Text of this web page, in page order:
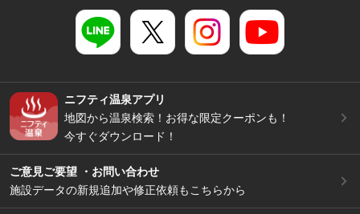
ニフティ温泉アプリ
地図から温泉検索！お得な限定クーポンも！
今すぐダウンロード！
ご意見ご要望 ・お問い合わせ
施設データの新規追加や修正依頼もこちらから